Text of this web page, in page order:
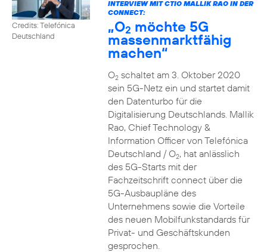
Credits: Telefónica
Deutschland
INTERVIEW MIT CTIO MALLIK RAO IN DER
CONNECT:
„O2 möchte 5G
massenmarktfähig
machen“
O2schaltet am 3. Oktober 2020
sein 5G-Netz ein und startet damit
den Datenturbo für die
Digitalisierung Deutschlands. Mallik
Rao, Chief Technology &
Information Officer von Telefónica
Deutschland / O2, hat anlässlich
des 5G-Starts mit der
Fachzeitschrift connect über die
5G-Ausbaupläne des
Unternehmens sowie die Vorteile
des neuen Mobilfunkstandards für
Privat- und Geschäftskunden
gesprochen.